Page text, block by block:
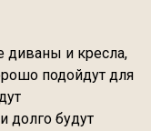
диваны и кресла,
подойдут для
долго будут